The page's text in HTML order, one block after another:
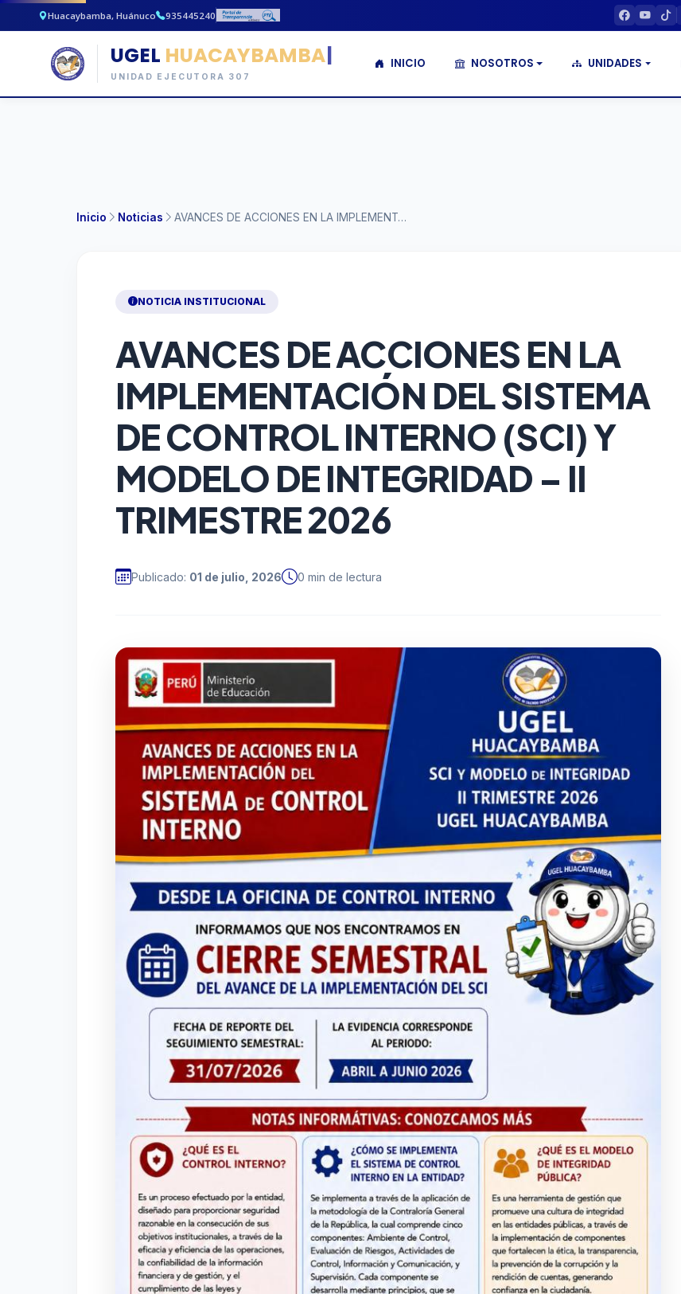
Huacaybamba, Huánuco 935445240
UGEL HUACAYBAMBA|
UNIDAD EJECUTORA 307
INICIO NOSOTROS UNIDADES
Inicio Noticias AVANCES DE ACCIONES EN LA IMPLEMENTACIÓN DEL SISTEMA DE CONTROL INTERNO (SCI) Y MODELO DE INTEGRIDAD – II TRIMESTRE 2026
NOTICIA INSTITUCIONAL
AVANCES DE ACCIONES EN LA
IMPLEMENTACIÓN DEL SISTEMA
DE CONTROL INTERNO (SCI) Y
MODELO DE INTEGRIDAD – II
TRIMESTRE 2026
Publicado: 01 de julio, 2026 0 min de lectura